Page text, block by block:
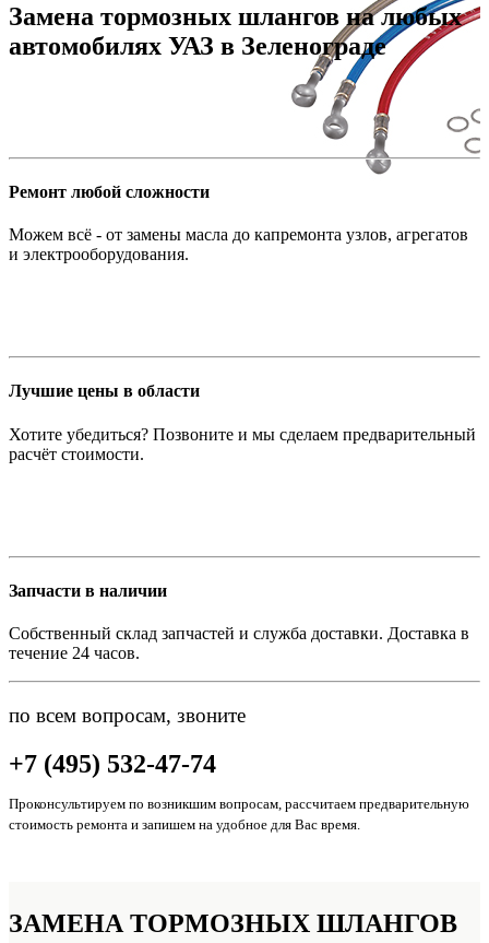
Замена тормозных шлангов на любых
автомобилях УАЗ в Зеленограде
Ремонт любой сложности
Можем всё - от замены масла до капремонта узлов, агрегатов
и электрооборудования.
Лучшие цены в области
Хотите убедиться? Позвоните и мы сделаем предварительный
расчёт стоимости.
Запчасти в наличии
Собственный склад запчастей и служба доставки. Доставка в
течение 24 часов.
по всем вопросам, звоните
+7 (495) 532-47-74
Проконсультируем по возникшим вопросам, рассчитаем предварительную
стоимость ремонта и запишем на удобное для Вас время.
ЗАМЕНА ТОРМОЗНЫХ ШЛАНГОВ